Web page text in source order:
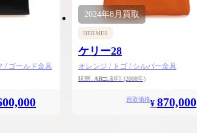
/ ゴールド金具
2024年8月買取
HERMES
ケリー28
オレンジ / トゴ / シルバー金具
状態: AB□L刻印 (2008年)
買取価格¥ 870,000